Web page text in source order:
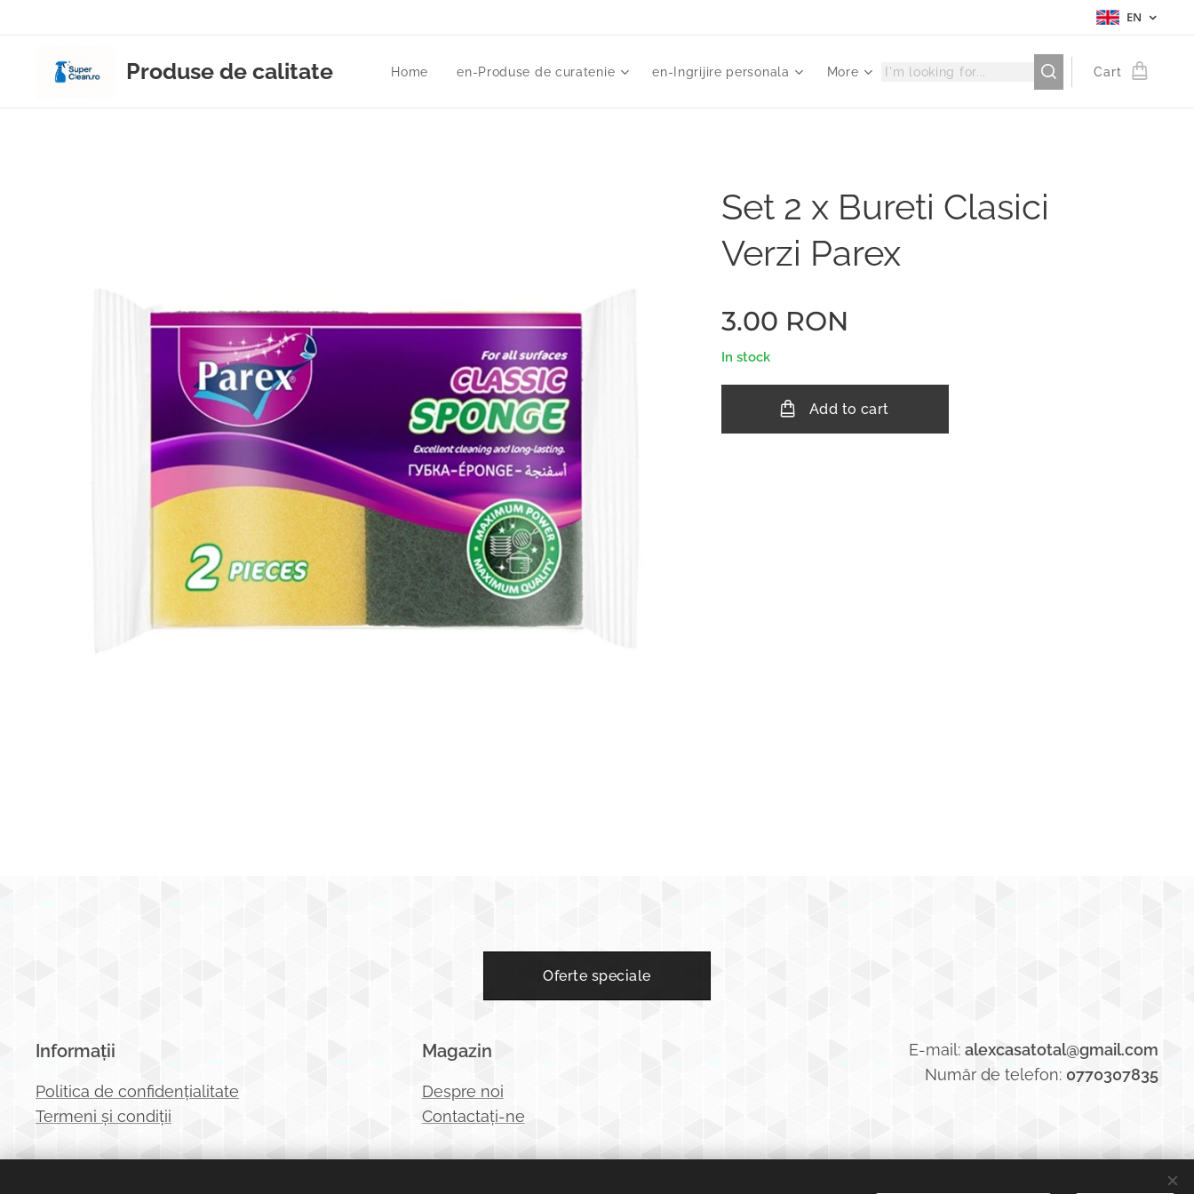
EN
Produse de calitate Home en-Produse de curatenie en-Ingrijire personala More Cart
Set 2 x Bureti Clasici
Verzi Parex
3.00 RON
In stock
Add to cart
Oferte speciale
Informații
Politica de confidențialitate
Termeni și condiții
Magazin
Despre noi
Contactați-ne
E-mail: alexcasatotal@gmail.com
Număr de telefon: 0770307835